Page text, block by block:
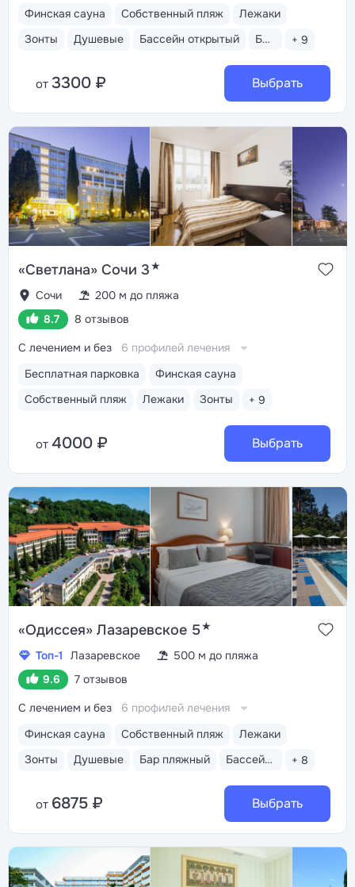
Финская сауна Собственный пляж
Лежаки
Зонты
Душевые Бассейн открытый Бассейн закрытый + 9
от 3300 ₽ Выбрать
«Светлана» Сочи 3★
Сочи
200 м до пляжа
8.7
8 отзывов
Бесплатная парковка
Финская сауна
Собственный пляж
Лежаки Зонты + 9
С лечением и без 6 профилей лечения
от 4000 ₽ Выбрать
«Одиссея» Лазаревское 5★
Топ-1 Лазаревское
500 м до пляжа
9.6
7 отзывов
Финская сауна Собственный пляж
Лежаки
Зонты
Душевые Бар пляжный Бассейн открытый + 8
С лечением и без 6 профилей лечения
от 6875 ₽ Выбрать